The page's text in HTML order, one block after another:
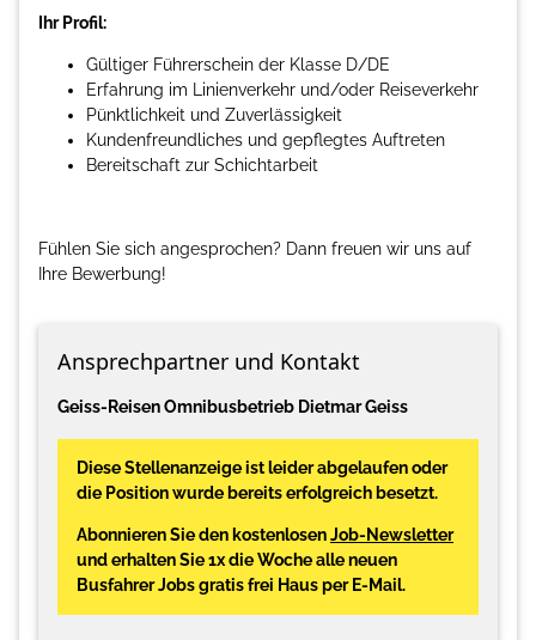
Ihr Profil:
Gültiger Führerschein der Klasse D/DE
Erfahrung im Linienverkehr und/oder Reiseverkehr
Pünktlichkeit und Zuverlässigkeit
Kundenfreundliches und gepflegtes Auftreten
Bereitschaft zur Schichtarbeit
Fühlen Sie sich angesprochen? Dann freuen wir uns auf
Ihre Bewerbung!
Ansprechpartner und Kontakt
Geiss-Reisen Omnibusbetrieb Dietmar Geiss
Diese Stellenanzeige ist leider abgelaufen oder
die Position wurde bereits erfolgreich besetzt.
Abonnieren Sie den kostenlosenJob-Newsletter
und erhalten Sie 1x die Woche alle neuen
Busfahrer Jobs gratis frei Haus per E-Mail.